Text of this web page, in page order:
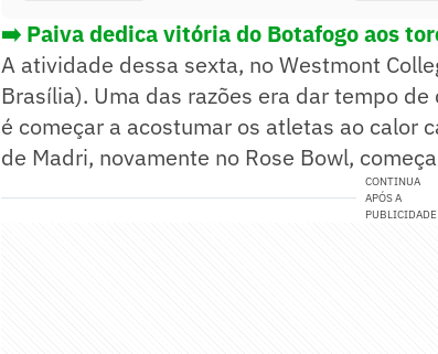
➡️ Paiva dedica vitória do Botafogo aos
A atividade dessa sexta, no Westmont
Brasília). Uma das razões era dar tempo
é começar a acostumar os atletas ao calor
de Madri, novamente no Rose Bowl,
CONTINUA
APÓS A
PUBLICIDADE